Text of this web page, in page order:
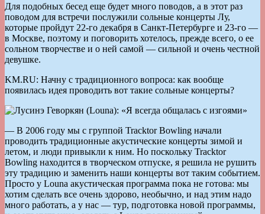
Для подобных бесед еще будет много поводов, а в этот раз
поводом для встречи послужили сольные концерты Лу,
которые пройдут 22-го декабря в Санкт-Петербурге и 23-го —
в Москве, поэтому и поговорить хотелось, прежде всего, о ее
сольном творчестве и о ней самой — сильной и очень честной
девушке.
KM.RU: Начну с традиционного вопроса: как вообще
появилась идея проводить вот такие сольные концерты?
— В 2006 году мы с группой Tracktor Bowling начали
проводить традиционные акустические концерты зимой и
летом, и люди привыкли к ним. Но поскольку Tracktor
Bowling находится в творческом отпуске, я решила не рушить
эту традицию и заменить наши концерты вот таким событием.
Просто у Louna акустическая программа пока не готова: мы
хотим сделать все очень здорово, необычно, и над этим надо
много работать, а у нас — тур, подготовка новой программы,